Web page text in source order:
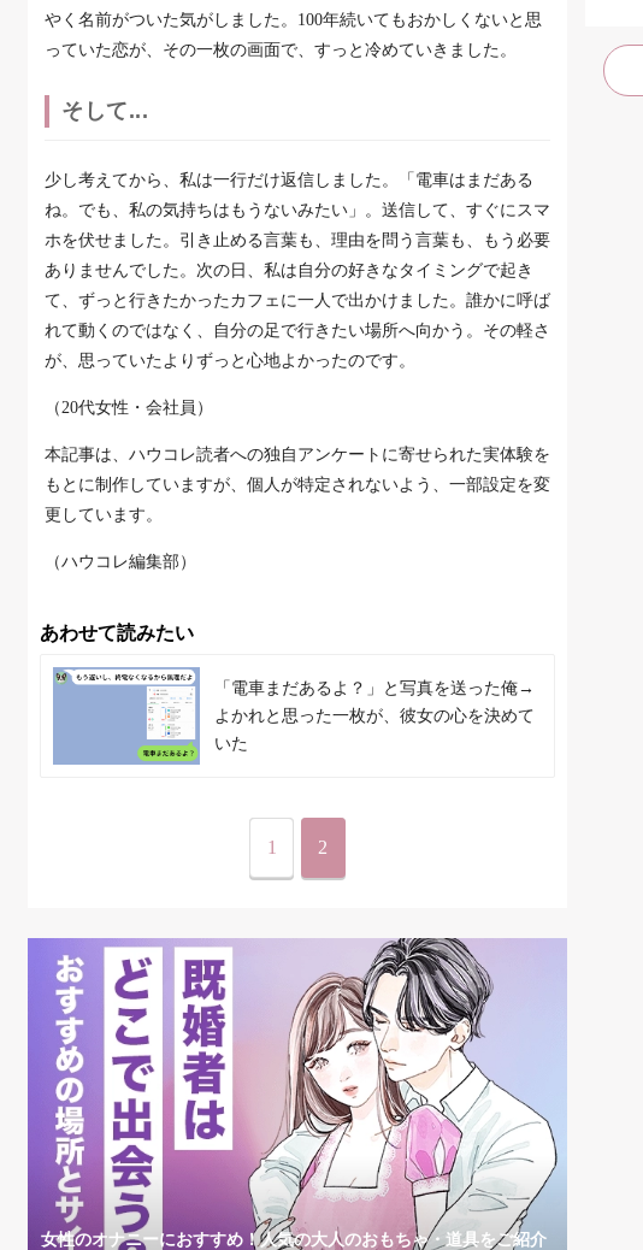
やく名前がついた気がしました。100年続いてもおかしくないと思
っていた恋が、その一枚の画面で、すっと冷めていきました。
そして...
少し考えてから、私は一行だけ返信しました。「電車はまだある
ね。でも、私の気持ちはもうないみたい」。送信して、すぐにスマ
ホを伏せました。引き止める言葉も、理由を問う言葉も、もう必要
ありませんでした。次の日、私は自分の好きなタイミングで起き
て、ずっと行きたかったカフェに一人で出かけました。誰かに呼ば
れて動くのではなく、自分の足で行きたい場所へ向かう。その軽さ
が、思っていたよりずっと心地よかったのです。
（20代女性・会社員）
本記事は、ハウコレ読者への独自アンケートに寄せられた実体験を
もとに制作していますが、個人が特定されないよう、一部設定を変
更しています。
（ハウコレ編集部）
あわせて読みたい
「電車まだあるよ？」と写真を送った俺→
よかれと思った一枚が、彼女の心を決めて
いた
1 2
女性のオナニーにおすすめ！人気の大人のおもちゃ・道具をご紹介